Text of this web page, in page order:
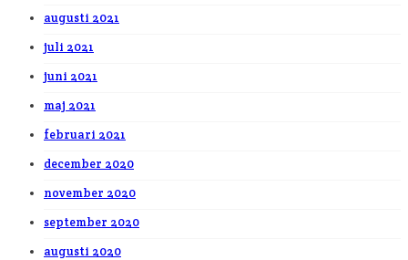
augusti 2021
juli 2021
juni 2021
maj 2021
februari 2021
december 2020
november 2020
september 2020
augusti 2020